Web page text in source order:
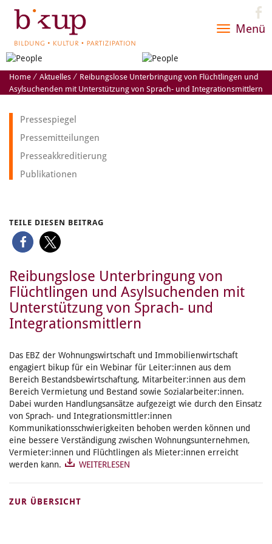
Menü
Toggle
Home⁄ Aktuelles⁄ Reibungslose Unterbringung von Flüchtlingen und
Asylsuchenden mit Unterstützung von Sprach- und Integrationsmittlern
Pressespiegel
Pressemitteilungen
Presseakkreditierung
Publikationen
TEILE DIESEN BEITRAG
Reibungslose Unterbringung von
Flüchtlingen und Asylsuchenden mit
Unterstützung von Sprach- und
Integrationsmittlern
Das EBZ der Wohnungswirtschaft und Immobilienwirtschaft
engagiert bikup für ein Webinar für Leiter:innen aus dem
Bereich Bestandsbewirtschaftung, Mitarbeiter:innen aus dem
Bereich Vermietung und Bestand sowie Sozialarbeiter:innen.
Dabei wurden Handlungsansätze aufgezeigt wie durch den Einsatz
von Sprach- und Integrationsmittler:innen
Kommunikationsschwierigkeiten behoben werden können und
eine bessere Verständigung zwischen Wohnungsunternehmen,
Vermieter:innen und Flüchtlingen als Mieter:innen erreicht
werden kann.
WEITERLESEN
ZUR ÜBERSICHT